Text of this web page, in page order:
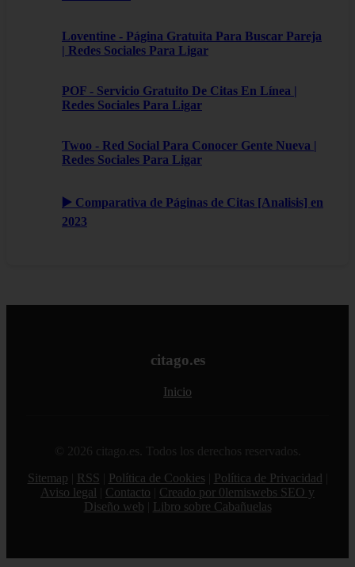
Loventine - Página Gratuita Para Buscar Pareja
| Redes Sociales Para Ligar
POF - Servicio Gratuito De Citas En Línea |
Redes Sociales Para Ligar
Twoo - Red Social Para Conocer Gente Nueva |
Redes Sociales Para Ligar
▶️ Comparativa de Páginas de Citas [Analisis] en
2023
citago.es
Inicio
© 2026 citago.es. Todos los derechos reservados.
Sitemap
RSS Política de Cookies Política de Privacidad
Aviso legal
Contacto
Creado por 0lemiswebs SEO y
Diseño web
Libro sobre Cabañuelas